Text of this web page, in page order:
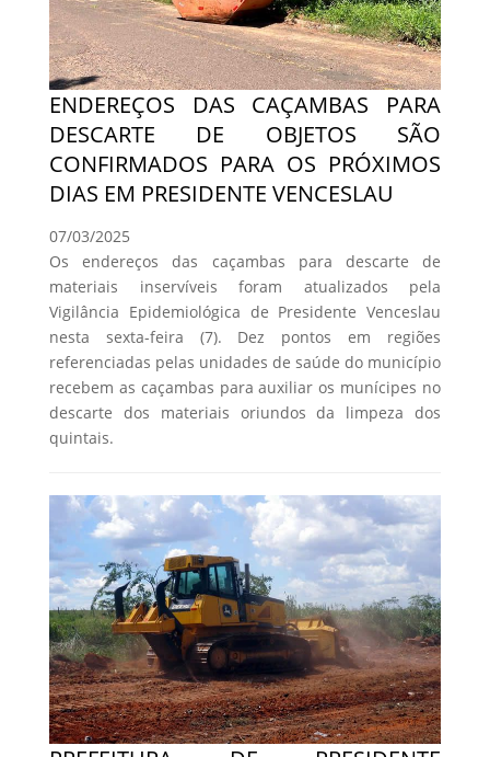
ENDEREÇOS DAS CAÇAMBAS PARA
DESCARTE DE OBJETOS SÃO
CONFIRMADOS PARA OS PRÓXIMOS
DIAS EM PRESIDENTE VENCESLAU
07/03/2025
Os endereços das caçambas para descarte de
materiais inservíveis foram atualizados pela
Vigilância Epidemiológica de Presidente Venceslau
nesta sexta-feira (7). Dez pontos em regiões
referenciadas pelas unidades de saúde do município
recebem as caçambas para auxiliar os munícipes no
descarte dos materiais oriundos da limpeza dos
quintais.